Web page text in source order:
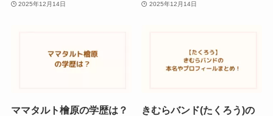
2025年12月14日 2025年12月14日
ママタルト檜原の学歴は？
きむらバンド(たくろう)の